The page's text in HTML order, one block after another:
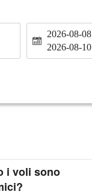
2026-08-08
2026-08-10
i voli sono